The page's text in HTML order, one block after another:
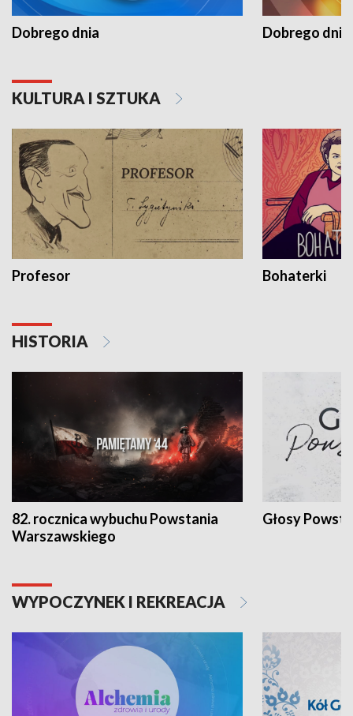
Dobrego dnia Dobrego dnia
KULTURA I SZTUKA
Profesor Bohaterki
HISTORIA
82. rocznica wybuchu Powstania
Warszawskiego
Głosy
WYPOCZYNEK I REKREACJA